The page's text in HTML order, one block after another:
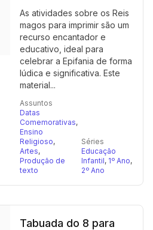
As atividades sobre os Reis
magos para imprimir são um
recurso encantador e
educativo, ideal para
celebrar a Epifania de forma
lúdica e significativa. Este
material...
Assuntos
Datas
Comemorativas,
Ensino
Religioso,
Artes,
Produção de
texto
Séries
Educação
Infantil, 1º Ano,
2º Ano
Tabuada do 8 para